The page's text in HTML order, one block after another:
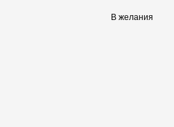
В желания